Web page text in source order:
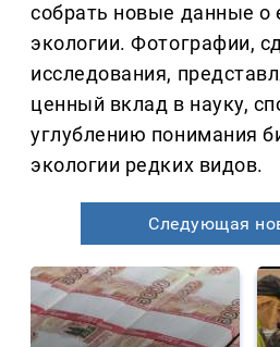
собрать новые данные о
экологии. Фотографии,
исследования,
ценный вклад в науку,
углублению понимания
экологии редких видов.
Следующая